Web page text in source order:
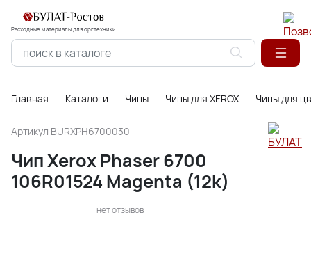
Расходные материалы для оргтехники
Главная Каталоги Чипы Чипы для XEROX Чипы для
Артикул BURXPH6700030
Чип Xerox Phaser 6700
106R01524 Magenta (12k)
нет отзывов